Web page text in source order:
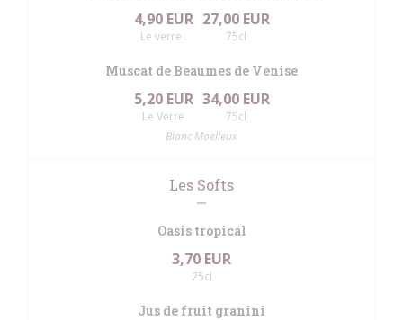
4,90 EUR
Le verre .
27,00 EUR
75cl
Muscat de Beaumes de Venise
5,20 EUR
Le Verre
34,00 EUR
75cl
Blanc Moelleux
Les Softs
Oasis tropical
3,70 EUR
25cl
Jus de fruit granini